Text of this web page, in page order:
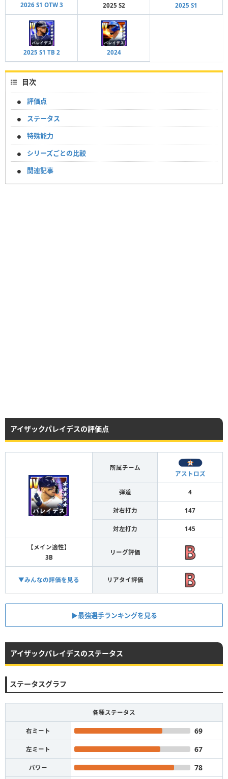
2026 S1 OTW 3 2025 S2 2025 S1
2025 S1 TB 2 2024
目次
評価点
ステータス
特殊能力
シリーズごとの比較
関連記事
アイザックパレイデスの評価点
所属チーム
アストロズ
弾道 4
対右打力 147
対左打力 145
【メイン適性】
3B
リーグ評価
▼みんなの評価を見る リアタイ評価
▶︎最強選手ランキングを見る
アイザックパレイデスのステータス
ステータスグラフ
各種ステータス
右ミート 69
左ミート 67
パワー 78